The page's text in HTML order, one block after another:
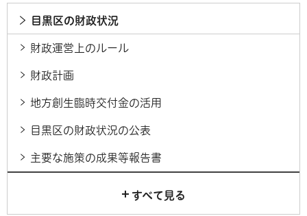
目黒区の財政状況
財政運営上のルール
財政計画
地方創生臨時交付金の活用
目黒区の財政状況の公表
主要な施策の成果等報告書
すべて見る